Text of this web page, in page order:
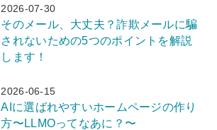
2026-07-30
そのメール、大丈夫？詐欺メールに騙
されないための5つのポイントを解説
します！
2026-06-15
AIに選ばれやすいホームページの作り
方〜LLMOってなあに？〜